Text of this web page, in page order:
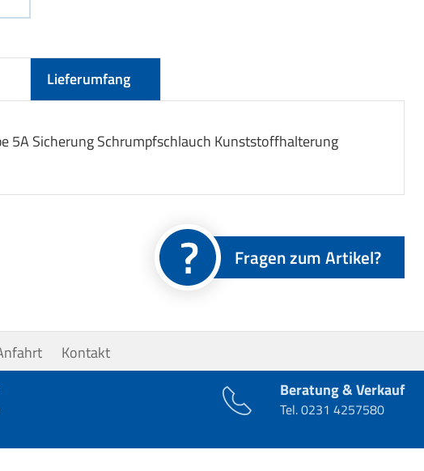
Lieferumfang
5A Sicherung Schrumpfschlauch Kunststoffhalterung
Fragen zum Artikel?
Kontakt
Beratung & Verkauf
Tel.0231 4257580